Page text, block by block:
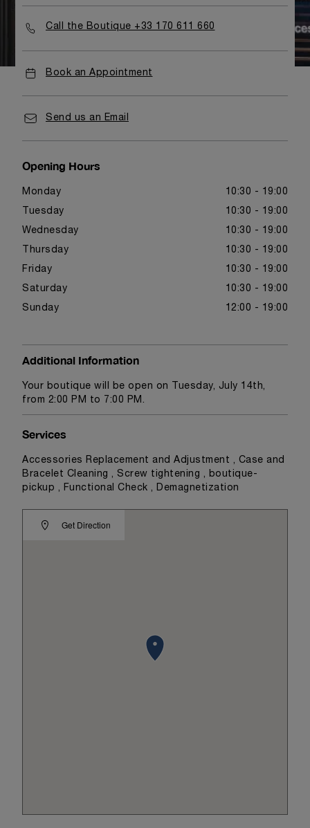
Call the Boutique +33 170 611 660
Book an Appointment
Send us an Email
Opening Hours
Monday 10:30 - 19:00
Tuesday 10:30 - 19:00
Wednesday 10:30 - 19:00
Thursday 10:30 - 19:00
Friday 10:30 - 19:00
Saturday 10:30 - 19:00
Sunday 12:00 - 19:00
Additional Information
Your boutique will be open on Tuesday, July 14th,
from 2:00 PM to 7:00 PM.
Get Direction
Services
Accessories Replacement and Adjustment , Case and
Bracelet Cleaning , Screw tightening , boutique-
pickup , Functional Check , Demagnetization